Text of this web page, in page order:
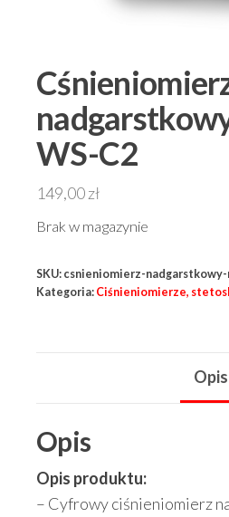
WS-C2
149,00zł
Brak w magazynie
SKU: csnieniomierz-
Kategoria: Ciśnieniomierze,
Opis
Opis
Opis produktu:
– Cyfrowy ciśnieniomierz